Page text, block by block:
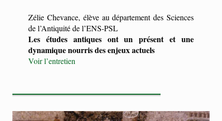
Zélie Chevance, élève au département des Sciences
de l’Antiquité de l’ENS-PSL
Les études antiques ont un présent et une
dynamique nourris des enjeux actuels
Voir l’entretien